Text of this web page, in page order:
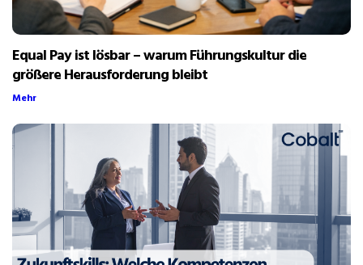
Equal Pay ist lösbar – warum Führungskultur die
größere Herausforderung bleibt
Mehr